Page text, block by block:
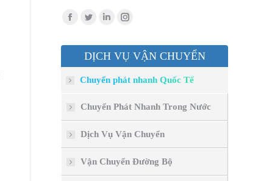
Find us on:
Facebook
opens
window
Twitter
opens
new
window
Linkedin
opens
new
window
Instagram
opens
window
DỊCH VỤ VẬN CHUYỂN
Chuyển phát nhanh Quốc Tế
Chuyển Phát Nhanh Trong Nước
Dịch Vụ Vận Chuyển
Vận Chuyển Đường Bộ